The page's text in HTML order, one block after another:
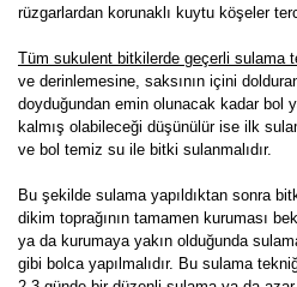
rüzgarlardan korunaklı kuytu köşeler
Tüm sukulent bitkilerde geçerli sulama
ve derinlemesine, saksının içini
doyduğundan emin olunacak kadar bol
kalmış olabileceği düşünülür ise ilk
ve bol temiz su ile bitki sulanmalıdır.
Bu şekilde sulama yapıldıktan sonra
dikim toprağının tamamen kuruması
ya da kurumaya yakın olduğunda
gibi bolca yapılmalıdır. Bu sulama